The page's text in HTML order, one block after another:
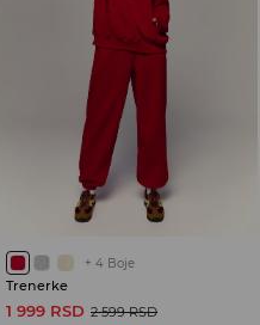
+ 4 Boje
Trenerke
1 999 RSD 2 599 RSD